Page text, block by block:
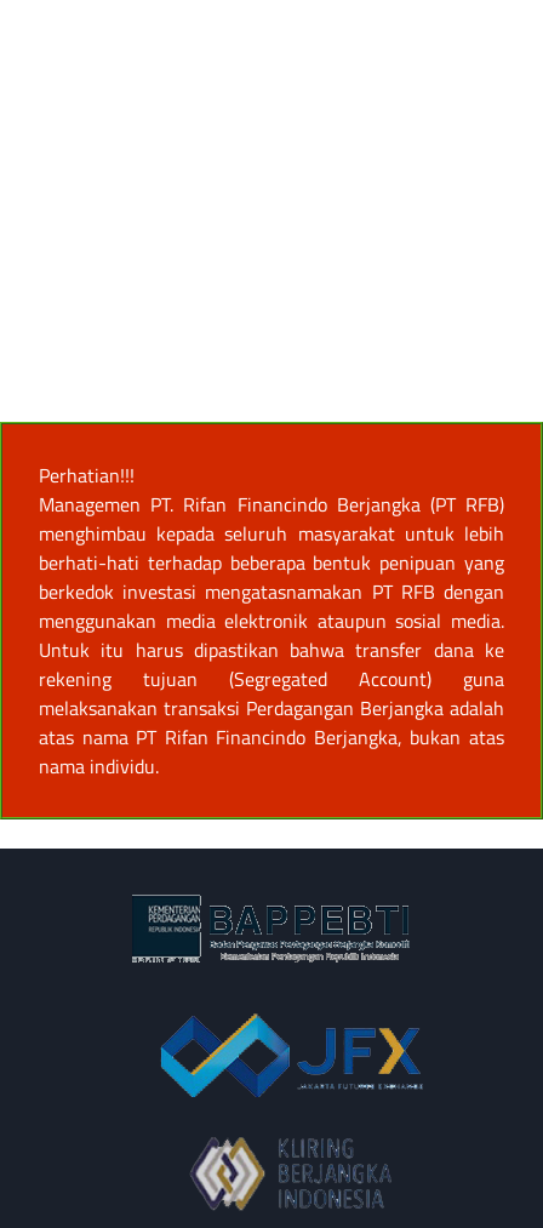
Perhatian!!!
Managemen PT. Rifan Financindo Berjangka (PT RFB)
menghimbau kepada seluruh masyarakat untuk lebih
berhati-hati terhadap beberapa bentuk penipuan yang
berkedok investasi mengatasnamakan PT RFB dengan
menggunakan media elektronik ataupun sosial media.
Untuk itu harus dipastikan bahwa transfer dana ke
rekening tujuan (Segregated Account) guna
melaksanakan transaksi Perdagangan Berjangka adalah
atas nama PT Rifan Financindo Berjangka, bukan atas
nama individu.